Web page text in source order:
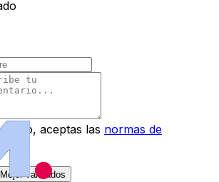
aceptas las normas de
Mejor valorados